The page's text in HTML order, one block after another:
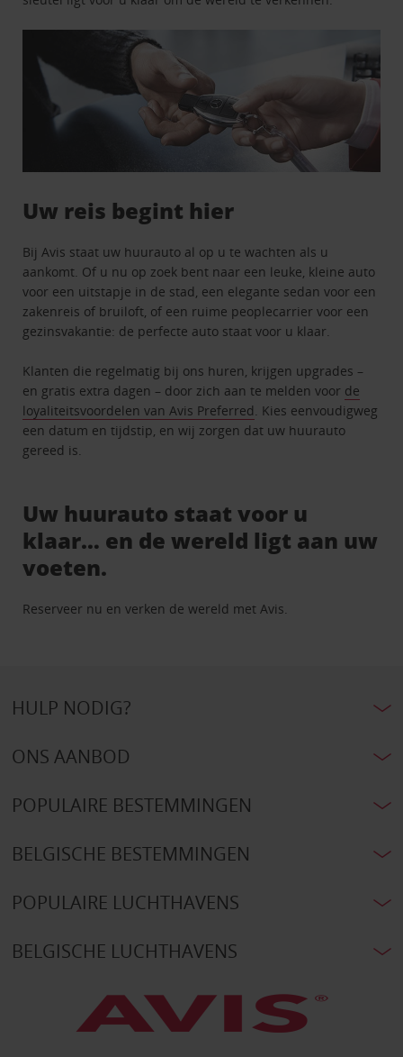
Uw reis begint hier
Bij Avis staat uw huurauto al op u te wachten als u
aankomt. Of u nu op zoek bent naar een leuke, kleine auto
voor een uitstapje in de stad, een elegante sedan voor een
zakenreis of bruiloft, of een ruime peoplecarrier voor een
gezinsvakantie: de perfecte auto staat voor u klaar.
Klanten die regelmatig bij ons huren, krijgen upgrades –
en gratis extra dagen – door zich aan te melden voor de
loyaliteitsvoordelen van Avis Preferred. Kies eenvoudigweg
een datum en tijdstip, en wij zorgen dat uw huurauto
gereed is.
Uw huurauto staat voor u
klaar… en de wereld ligt aan uw
voeten.
Reserveer nu en verken de wereld met Avis.
HULP NODIG?
ONS AANBOD
POPULAIRE BESTEMMINGEN
BELGISCHE BESTEMMINGEN
POPULAIRE LUCHTHAVENS
BELGISCHE LUCHTHAVENS